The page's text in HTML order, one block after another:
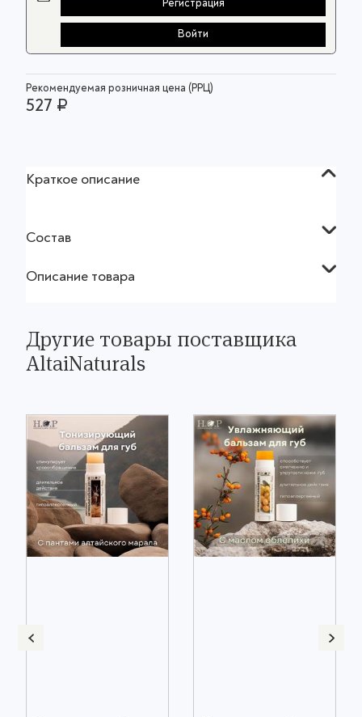
Регистрация
Войти
Рекомендуемая розничная цена (РРЦ)
527 ₽
Краткое описание
Состав
Описание товара
Другие товары поставщика
AltaiNaturals